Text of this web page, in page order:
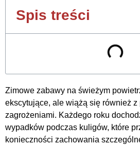
Spis treści
Zimowe zabawy na świeżym
ekscytujące, ale wiążą się również z
zagrożeniami. Każdego roku
wypadków podczas kuligów, które
konieczności zachowania